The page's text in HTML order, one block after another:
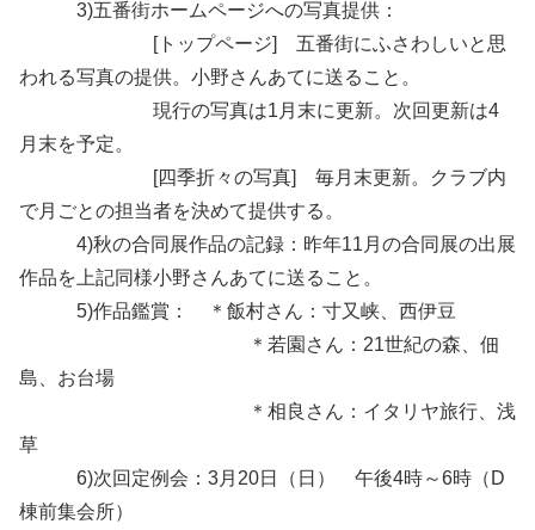
3)五番街ホームページへの写真提供：
[トップページ] 五番街にふさわしいと思
われる写真の提供。小野さんあてに送ること。
現行の写真は1月末に更新。次回更新は4
月末を予定。
[四季折々の写真] 毎月末更新。クラブ内
で月ごとの担当者を決めて提供する。
4)秋の合同展作品の記録：昨年11月の合同展の出展
作品を上記同様小野さんあてに送ること。
5)作品鑑賞： ＊飯村さん：寸又峡、西伊豆
＊若園さん：21世紀の森、佃
島、お台場
＊相良さん：イタリヤ旅行、浅
草
6)次回定例会：3月20日（日） 午後4時～6時（D
棟前集会所）